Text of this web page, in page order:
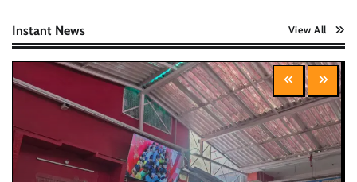
Instant News View All